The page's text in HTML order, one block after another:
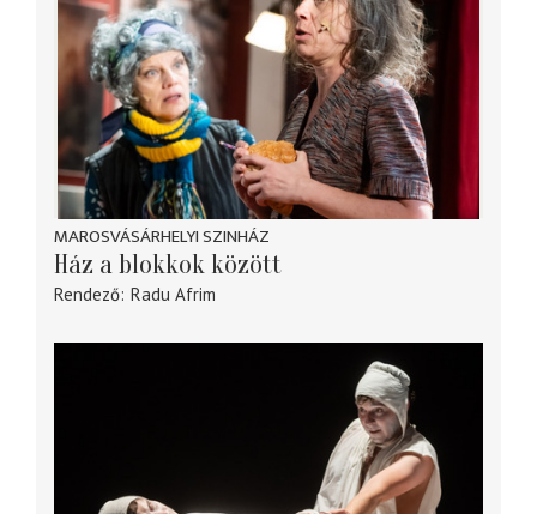
MAROSVÁSÁRHELYI SZINHÁZ
Ház a blokkok között
Rendező Radu Afrim